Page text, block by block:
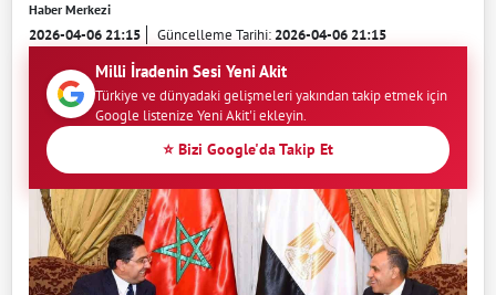
Haber Merkezi
2026-04-06 21:15 Güncelleme Tarihi:2026-04-06 21:15
Milli İradenin Sesi Yeni Akit
Türkiye ve dünyadaki gelişmeleri yakından takip etmek için
Google listenize Yeni Akit'i ekleyin.
⭐ Bizi Google'da Takip Et